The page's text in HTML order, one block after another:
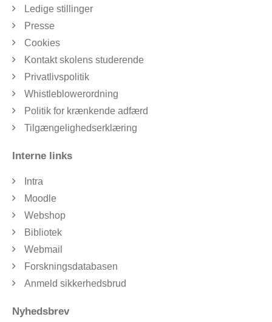
Ledige stillinger
Presse
Cookies
Kontakt skolens studerende
Privatlivspolitik
Whistleblowerordning
Politik for krænkende adfærd
Tilgængelighedserklæring
Interne links
Intra
Moodle
Webshop
Bibliotek
Webmail
Forskningsdatabasen
Anmeld sikkerhedsbrud
Nyhedsbrev